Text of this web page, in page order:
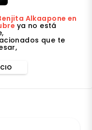
Alkaapone en
ya no está
que te